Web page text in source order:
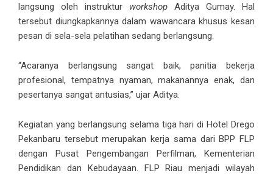
langsung oleh instruktur workshop Aditya Gumay. Hal
tersebut diungkapkannya dalam wawancara khusus kesan
pesan di sela-sela pelatihan sedang berlangsung.
“Acaranya berlangsung sangat baik, panitia bekerja
profesional, tempatnya nyaman, makanannya enak, dan
pesertanya sangat antusias,” ujar Aditya.
Kegiatan yang berlangsung selama tiga hari di Hotel Drego
Pekanbaru tersebut merupakan kerja sama dari BPP FLP
dengan Pusat Pengembangan Perfilman, Kementerian
Pendidikan dan Kebudayaan. FLP Riau menjadi wilayah